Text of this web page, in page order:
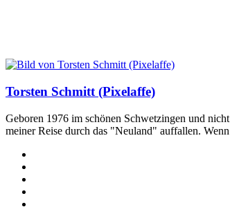
Torsten Schmitt (Pixelaffe)
Geboren 1976 im schönen Schwetzingen und
meiner Reise durch das "Neuland" auffallen.